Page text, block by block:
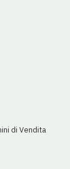
di Vendita